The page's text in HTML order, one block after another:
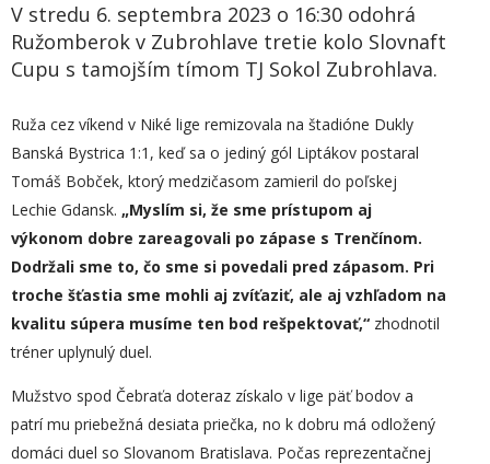
V stredu 6. septembra 2023 o 16:30 odohrá
Ružomberok v Zubrohlave tretie kolo Slovnaft
Cupu s tamojším tímom TJ Sokol Zubrohlava.
Ruža cez víkend v Niké lige remizovala na štadióne Dukly
Banská Bystrica 1:1, keď sa o jediný gól Liptákov postaral
Tomáš Bobček, ktorý medzičasom zamieril do poľskej
Lechie Gdansk. „Myslím si, že sme prístupom aj
výkonom dobre zareagovali po zápase s Trenčínom.
Dodržali sme to, čo sme si povedali pred zápasom. Pri
troche šťastia sme mohli aj zvíťaziť, ale aj vzhľadom na
kvalitu súpera musíme ten bod rešpektovať,“ zhodnotil
tréner uplynulý duel.
Mužstvo spod Čebraťa doteraz získalo v lige päť bodov a
patrí mu priebežná desiata priečka, no k dobru má odložený
domáci duel so Slovanom Bratislava. Počas reprezentačnej